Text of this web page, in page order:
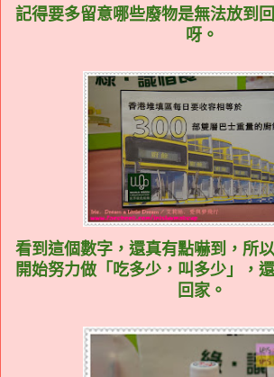
記得要多留意哪些廢物是無法放到
呀。
看到這個數字，還真有點嚇到，所
開始努力做「吃多少，叫多少」，
回家。